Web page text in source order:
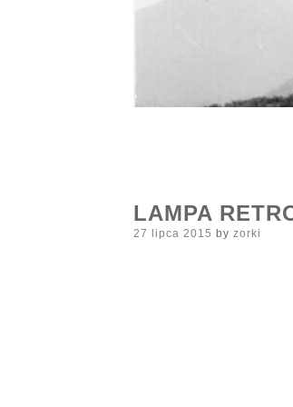
LAMPA
Posted
27 lipca 2015 by zorki